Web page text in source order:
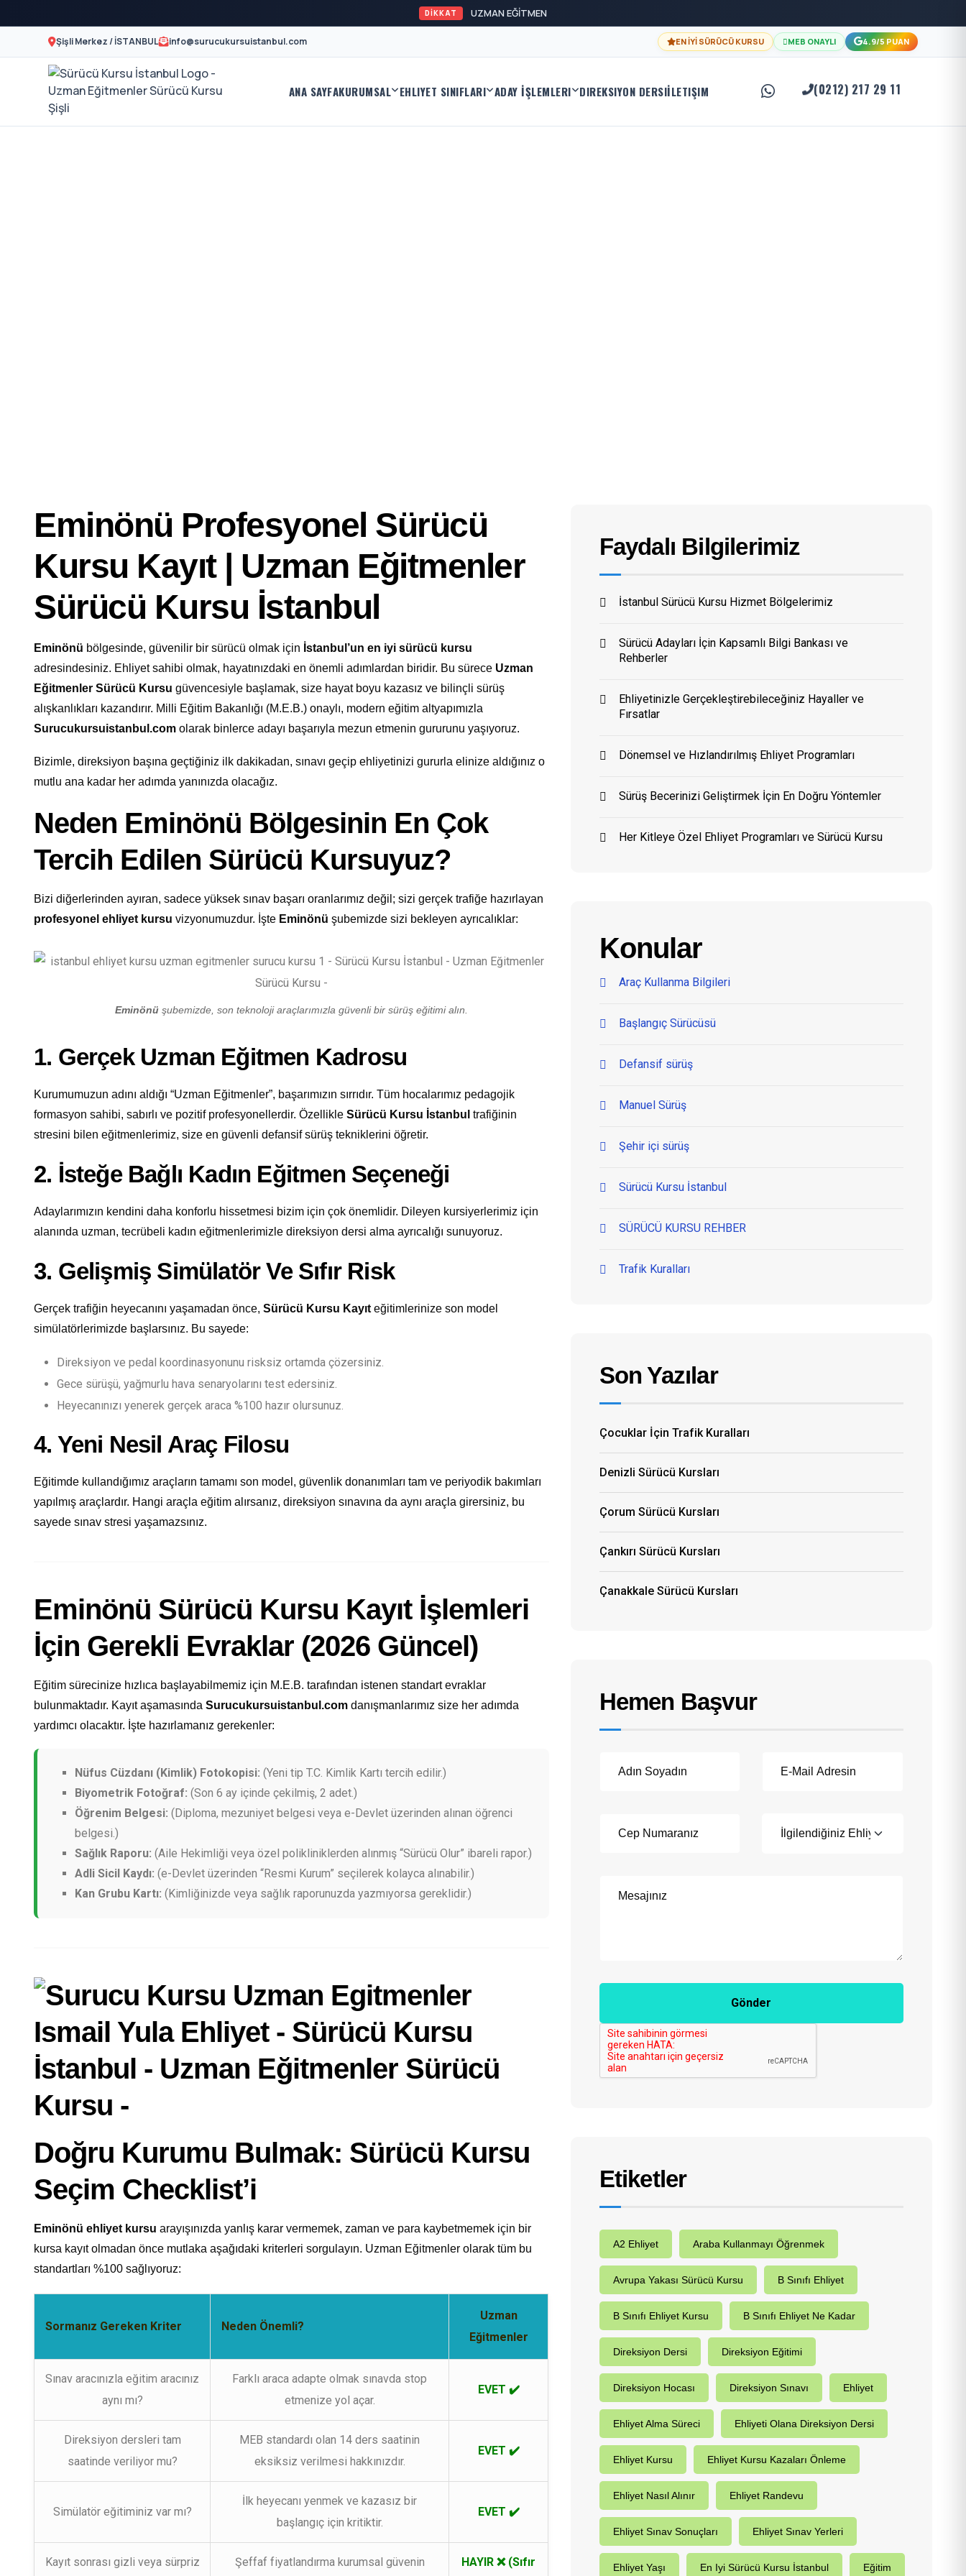
DİKKAT B V
Şişli Merkez / İSTANBUL info@surucukursuistanbul.com EN İYİ SÜRÜCÜ KURSU MEB ONAYLI 4.9/5 PUAN
Sürücü
A2
ANA SAYFAKURUMSAL EHLIYET SINIFLARI ADAY İŞLEMLERI DIREKSIYON DERSIİLETIŞIM (0212) 217 29 11
Eminönü Profesyonel Sürücü
Kursu Kayıt | Uzman Eğitmenler
Sürücü Kursu İstanbul
Eminönü bölgesinde, güvenilir bir sürücü olmak için İstanbul’un en iyi sürücü kursu
adresindesiniz. Ehliyet sahibi olmak, hayatınızdaki en önemli adımlardan biridir. Bu sürece Uzman
Eğitmenler Sürücü Kursu güvencesiyle başlamak, size hayat boyu kazasız ve bilinçli sürüş
alışkanlıkları kazandırır. Milli Eğitim Bakanlığı (M.E.B.) onaylı, modern eğitim altyapımızla
Surucukursuistanbul.com olarak binlerce adayı başarıyla mezun etmenin gururunu yaşıyoruz.
Bizimle, direksiyon başına geçtiğiniz ilk dakikadan, sınavı geçip ehliyetinizi gururla elinize aldığınız o
mutlu ana kadar her adımda yanınızda olacağız.
Neden Eminönü Bölgesinin En Çok
Tercih Edilen Sürücü Kursuyuz?
Bizi diğerlerinden ayıran, sadece yüksek sınav başarı oranlarımız değil; sizi gerçek trafiğe hazırlayan
profesyonel ehliyet kursu vizyonumuzdur. İşte Eminönü şubemizde sizi bekleyen ayrıcalıklar:
Eminönüşubemizde, son teknoloji araçlarımızla güvenli bir sürüş eğitimi alın.
1. Gerçek Uzman Eğitmen Kadrosu
Kurumumuzun adını aldığı “Uzman Eğitmenler”, başarımızın sırrıdır. Tüm hocalarımız pedagojik
formasyon sahibi, sabırlı ve pozitif profesyonellerdir. Özellikle Sürücü Kursu İstanbul trafiğinin
stresini bilen eğitmenlerimiz, size en güvenli defansif sürüş tekniklerini öğretir.
2. İsteğe Bağlı Kadın Eğitmen Seçeneği
Adaylarımızın kendini daha konforlu hissetmesi bizim için çok önemlidir. Dileyen kursiyerlerimiz için
alanında uzman, tecrübeli kadın eğitmenlerimizle direksiyon dersi alma ayrıcalığı sunuyoruz.
3. Gelişmiş Simülatör Ve Sıfır Risk
Gerçek trafiğin heyecanını yaşamadan önce, Sürücü Kursu Kayıt eğitimlerinize son model
simülatörlerimizde başlarsınız. Bu sayede:
Direksiyon ve pedal koordinasyonunu risksiz ortamda çözersiniz.
Gece sürüşü, yağmurlu hava senaryolarını test edersiniz.
Heyecanınızı yenerek gerçek araca %100 hazır olursunuz.
4. Yeni Nesil Araç Filosu
Eğitimde kullandığımız araçların tamamı son model, güvenlik donanımları tam ve periyodik bakımları
yapılmış araçlardır. Hangi araçla eğitim alırsanız, direksiyon sınavına da aynı araçla girersiniz, bu
sayede sınav stresi yaşamazsınız.
Eminönü Sürücü Kursu Kayıt İşlemleri
İçin Gerekli Evraklar (2026 Güncel)
Eğitim sürecinize hızlıca başlayabilmemiz için M.E.B. tarafından istenen standart evraklar
bulunmaktadır. Kayıt aşamasında Surucukursuistanbul.com danışmanlarımız size her adımda
yardımcı olacaktır. İşte hazırlamanız gerekenler:
Nüfus Cüzdanı (Kimlik) Fotokopisi: (Yeni tip T.C. Kimlik Kartı tercih edilir.)
Biyometrik Fotoğraf: (Son 6 ay içinde çekilmiş, 2 adet.)
Öğrenim Belgesi: (Diploma, mezuniyet belgesi veya e-Devlet üzerinden alınan öğrenci
belgesi.)
Sağlık Raporu: (Aile Hekimliği veya özel polikliniklerden alınmış “Sürücü Olur” ibareli rapor.)
Adli Sicil Kaydı: (e-Devlet üzerinden “Resmi Kurum” seçilerek kolayca alınabilir.)
Kan Grubu Kartı: (Kimliğinizde veya sağlık raporunuzda yazmıyorsa gereklidir.)
Doğru Kurumu Bulmak: Sürücü Kursu
Seçim Checklist’i
Eminönü ehliyet kursu arayışınızda yanlış karar vermemek, zaman ve para kaybetmemek için bir
kursa kayıt olmadan önce mutlaka aşağıdaki kriterleri sorgulayın. Uzman Eğitmenler olarak tüm bu
standartları %100 sağlıyoruz:
Sormanız Gereken Kriter Neden Önemli?
Uzman
Eğitmenler
Sınav aracınızla eğitim aracınız
aynı mı?
Farklı araca adapte olmak sınavda stop
etmenize yol açar.
EVET ✔️
Direksiyon dersleri tam
saatinde veriliyor mu?
MEB standardı olan 14 ders saatinin
eksiksiz verilmesi hakkınızdır.
EVET ✔️
Simülatör eğitiminiz var mı?
İlk heyecanı yenmek ve kazasız bir
başlangıç için kritiktir.
EVET ✔️
Kayıt sonrası gizli veya sürpriz Şeffaf fiyatlandırma kurumsal güvenin HAYIR ❌ (Sıfır
Faydalı Bilgilerimiz
İstanbul Sürücü Kursu Hizmet Bölgelerimiz
Sürücü Adayları İçin Kapsamlı Bilgi Bankası ve
Rehberler
Ehliyetinizle Gerçekleştirebileceğiniz Hayaller ve
Fırsatlar
Dönemsel ve Hızlandırılmış Ehliyet Programları
Sürüş Becerinizi Geliştirmek İçin En Doğru Yöntemler
Her Kitleye Özel Ehliyet Programları ve Sürücü Kursu
Konular
Araç Kullanma Bilgileri
Başlangıç Sürücüsü
Defansif sürüş
Manuel Sürüş
Şehir içi sürüş
Sürücü Kursu İstanbul
SÜRÜCÜ KURSU REHBER
Trafik Kuralları
Son Yazılar
Çocuklar İçin Trafik Kuralları
Denizli Sürücü Kursları
Çorum Sürücü Kursları
Çankırı Sürücü Kursları
Çanakkale Sürücü Kursları
Hemen Başvur
Gönder
Etiketler
A2 Ehliyet Araba Kullanmayı Öğrenmek
Avrupa Yakası Sürücü Kursu B Sınıfı Ehliyet
B Sınıfı Ehliyet Kursu B Sınıfı Ehliyet Ne Kadar
Direksiyon Dersi Direksiyon Eğitimi
Direksiyon Hocası Direksiyon Sınavı Ehliyet
Ehliyet Alma Süreci Ehliyeti Olana Direksiyon Dersi
Ehliyet Kursu Ehliyet Kursu Kazaları Önleme
Ehliyet Nasıl Alınır Ehliyet Randevu
Ehliyet Sınav Sonuçları Ehliyet Sınav Yerleri
Ehliyet Yaşı En Iyi Sürücü Kursu İstanbul Eğitim